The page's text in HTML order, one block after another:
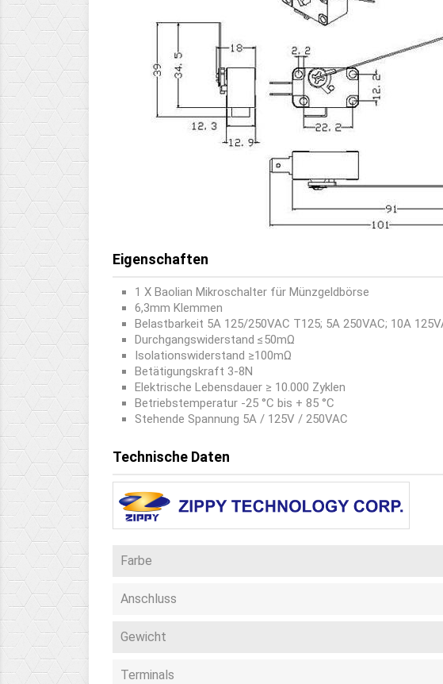
Eigenschaften
1 X Baolian Mikroschalter für Münzgeldbörse
6,3mm Klemmen
Belastbarkeit 5A 125/250VAC T125; 5A 250VAC; 10A
Durchgangswiderstand ≤50mΩ
Isolationswiderstand ≥100mΩ
Betätigungskraft 3-8N
Elektrische Lebensdauer ≥ 10.000 Zyklen
Betriebstemperatur -25 °C bis + 85 °C
Stehende Spannung 5A / 125V / 250VAC
Technische Daten
Farbe
Anschluss
Gewicht
Terminals